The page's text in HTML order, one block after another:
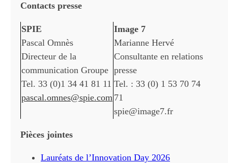
Contacts presse
SPIE
Pascal Omnès
Directeur de la
communication Groupe
Tel. 33 (0)1 34 41 81 11
pascal.omnes@spie.com
Image 7
Marianne Hervé
Consultante en relations
presse
Tel. : 33 (0) 1 53 70 74
71
spie@image7.fr
Pièces jointes
Lauréats de l’Innovation Day 2026